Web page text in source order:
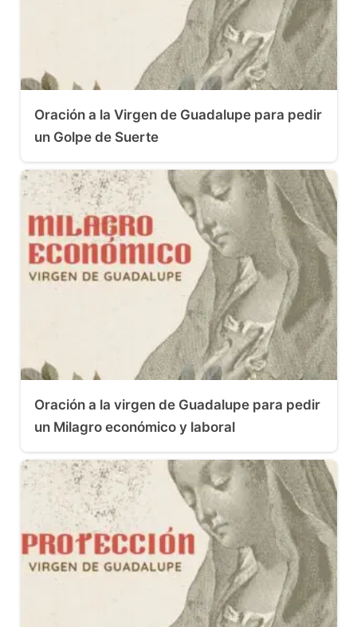
Oración a la Virgen de Guadalupe para pedir
un Golpe de Suerte
Oración a la virgen de Guadalupe para pedir
un Milagro económico y laboral